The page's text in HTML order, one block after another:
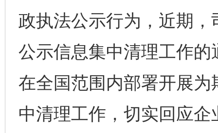
政执法公示行为，近期
公示信息集中清理工作
在全国范围内部署开展
中清理工作，切实回应